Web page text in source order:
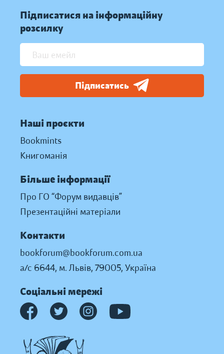
Підписатися на інформаційну
розсилку
Підписатись
Наші проєкти
Bookmints
Книгоманія
Більше інформації
Про ГО “Форум видавців”
Презентаційні матеріали
Контакти
bookforum@bookforum.com.ua
а/с 6644, м. Львів, 79005, Україна
Соціальні мережі